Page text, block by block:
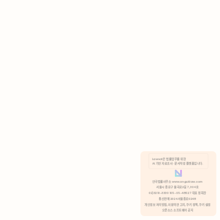
분석 쿠키 허용
Lawvot은 법률업무를 위한
AI 기반 자료조사 · 문서작성 플랫폼입니다.
안국법률사무소 www.anguklaw.com
서울시 종로구 율곡로2길 7, 304호
02)3210-3330 105-05-48527 대표 정희찬
통신판매 2024서울종로0248
개인정보 처리방침, 이용약관 고지, 쿠키 정책, 쿠키 설정
오픈소스 소프트웨어 공지